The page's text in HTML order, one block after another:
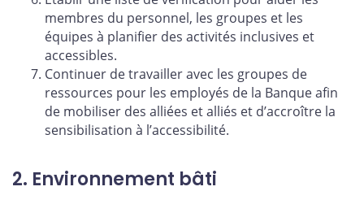
membres du personnel, les groupes et les
équipes à planifier des activités inclusives et
accessibles.
Continuer de travailler avec les groupes de
ressources pour les employés de la Banque afin
de mobiliser des alliées et alliés et d’accroître la
sensibilisation à l’accessibilité.
2. Environnement bâti